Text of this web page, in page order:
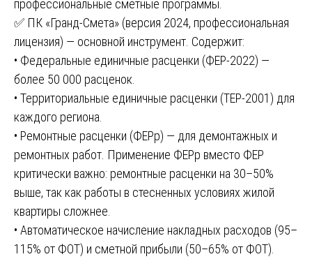
профессиональные сметные программы.
✅ ПК «Гранд-Смета» (версия 2024, профессиональная
лицензия) — основной инструмент. Содержит:
• Федеральные единичные расценки (ФЕР-2022) —
более 50 000 расценок.
• Территориальные единичные расценки (ТЕР-2001) для
каждого региона.
• Ремонтные расценки (ФЕРр) — для демонтажных и
ремонтных работ. Применение ФЕРр вместо ФЕР
критически важно: ремонтные расценки на 30–50%
выше, так как работы в стесненных условиях жилой
квартиры сложнее.
• Автоматическое начисление накладных расходов (95–
115% от ФОТ) и сметной прибыли (50–65% от ФОТ).